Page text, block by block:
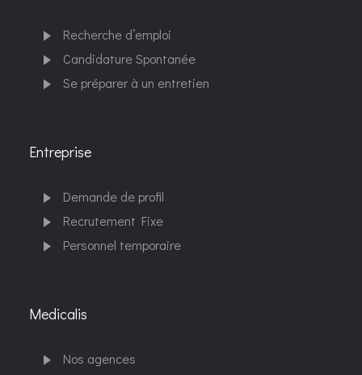
Recherche d’emploi
Candidature Spontanée
Se préparer à un entretien
Entreprise
Demande de profil
Recrutement Fixe
Personnel temporaire
Medicalis
Nos agences